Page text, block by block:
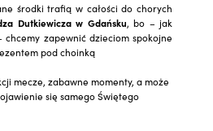
środki trafią w całości do chorych
Dutkiewicza w Gdańsku, bo – jak
chcemy zapewnić dzieciom spokojne
pod choinką
mecze, zabawne momenty, a może
się samego Świętego